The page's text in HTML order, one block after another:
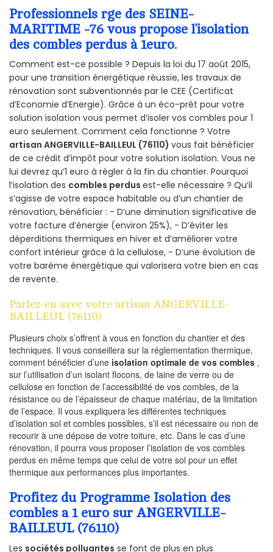
Professionnels rge des SEINE-
MARITIME -76 vous propose l’isolation
des combles perdus à 1euro.
Comment est-ce possible ? Depuis la loi du 17 août 2015,
pour une transition énergétique réussie, les travaux de
rénovation sont subventionnés par le CEE (Certificat
d’Economie d’Energie). Grâce à un éco-prêt pour votre
solution isolation vous permet d’isoler vos combles pour 1
euro seulement. Comment cela fonctionne ? Votre
artisan ANGERVILLE-BAILLEUL (76110) vous fait bénéficier
de ce crédit d’impôt pour votre solution isolation. Vous ne
lui devrez qu’1 euro à régler à la fin du chantier. Pourquoi
l’isolation des combles perdus est-elle nécessaire ? Qu’il
s’agisse de votre espace habitable ou d’un chantier de
rénovation, bénéficier : - D’une diminution significative de
votre facture d’énergie (environ 25%), - D’éviter les
déperditions thermiques en hiver et d’améliorer votre
confort intérieur grâce à la cellulose, - D’une évolution de
votre barème énergétique qui valorisera votre bien en cas
de revente.
Parlez-en avec votre artisan ANGERVILLE-
BAILLEUL (76110)
Plusieurs choix s’offrent à vous en fonction du chantier et des
techniques. Il vous conseillera sur la réglementation thermique,
comment bénéficier d’une isolation optimale de vos combles ,
sur l’utilisation d’un isolant flocons, de laine de verre ou de
cellulose en fonction de l’accessibilité de vos combles, de la
résistance ou de l’épaisseur de chaque matériau, de la limitation
de l’espace. Il vous expliquera les différentes techniques
d’isolation sol et combles possibles, s’il est nécessaire ou non de
recourir à une dépose de votre toiture, etc. Dans le cas d’une
rénovation, il pourra vous proposer l’isolation de vos combles
perdus en même temps que celui de votre sol pour un effet
thermique aux performances plus importantes.
Profitez du Programme Isolation des
combles a 1 euro sur ANGERVILLE-
BAILLEUL (76110)
Les sociétés polluantes se font de plus en plus